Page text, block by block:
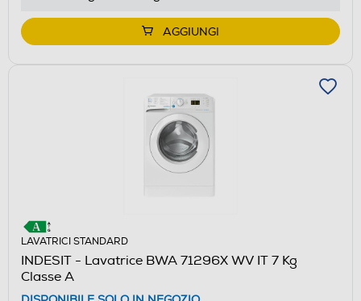
AGGIUNGI
LAVATRICI STANDARD
INDESIT - Lavatrice BWA 71296X WV IT 7 Kg
Classe A